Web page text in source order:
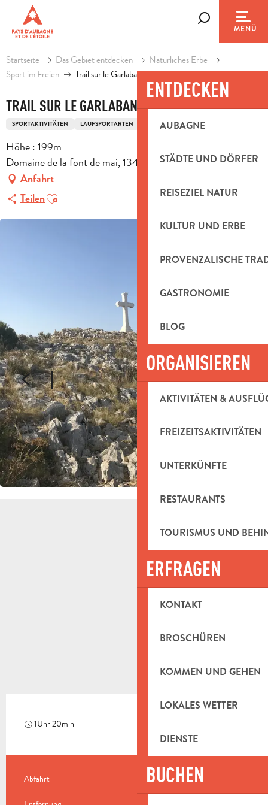
contenu
principal
MENÜ
ENTDECKEN
AUBAGNE
STÄDTE UND DÖRFER
REISEZIEL NATUR
KULTUR UND ERBE
PROVENZALISCHE
GASTRONOMIE
BLOG
ORGANISIEREN
AKTIVITÄTEN &
FREIZEITSAKTIVITÄTEN
UNTERKÜNFTE
RESTAURANTS
TOURISMUS UND
ERFRAGEN
KONTAKT
BROSCHÜREN
KOMMEN UND GEHEN
LOKALES WETTER
DIENSTE
BUCHEN
Startseite Das Gebiet entdecken
Natürliches Erbe
Sport im Freien
Trail sur le Garlaban
TRAIL SUR LE GARLABAN
SPORTAKTIVITÄTEN LAUFSPORTARTEN TRAIL-ROUTE
Höhe : 199m
Domaine de la font de mai, 13400 Aubagne
Anfahrt
TeilenAjouter aux favoris
1Uhr 20min
PRAKTISCHE INFORMATIONEN
Abfahrt